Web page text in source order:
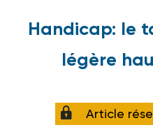
Handicap: le
légère
Article